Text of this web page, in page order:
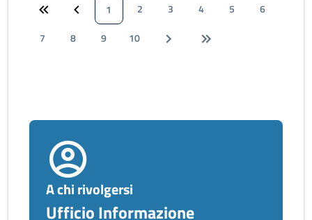
1 2 3 4 5
6
7
8 9 10
A chi rivolgersi
Ufficio Informazione